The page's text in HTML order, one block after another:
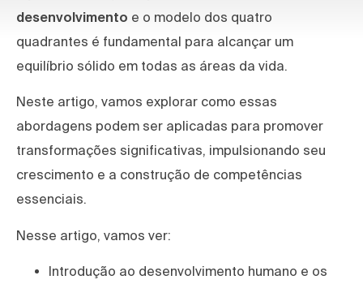
desenvolvimento e o modelo dos quatro
quadrantes é fundamental para alcançar um
equilíbrio sólido em todas as áreas da vida.
Neste artigo, vamos explorar como essas
abordagens podem ser aplicadas para promover
transformações significativas, impulsionando seu
crescimento e a construção de competências
essenciais.
Nesse artigo, vamos ver:
Introdução ao desenvolvimento humano e os